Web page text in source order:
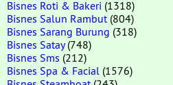
Bisnes Roti & Bakeri (1318)
Bisnes Salun Rambut (804)
Bisnes Sarang Burung (318)
Bisnes Satay(748)
Bisnes Sms (212)
Bisnes Spa & Facial (1576)